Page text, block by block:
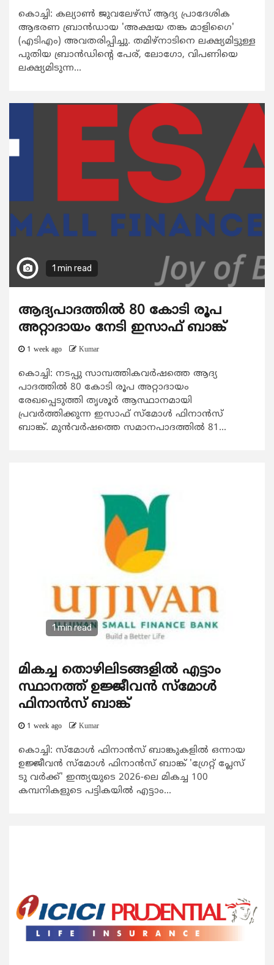
കൊച്ചി: കല്യാണ്‍ ജുവലേഴ്‌സ് ആദ്യ പ്രാദേശിക
ആഭരണ ബ്രാന്‍ഡായ 'അക്ഷയ തങ്ക മാളിഗൈ'
(എടിഎം) അവതരിപ്പിച്ചു. തമിഴ്‌നാടിനെ ലക്ഷ്യമിട്ടുള്ള
പുതിയ ബ്രാന്‍ഡിന്‍റെ പേര്, ലോഗോ, വിപണിയെ
ലക്ഷ്യമിടുന്ന...
1 min read
ആദ്യപാദത്തിൽ 80 കോടി രൂപ
അറ്റാദായം നേടി ഇസാഫ് ബാങ്ക്
1 week ago Kumar
കൊച്ചി: നടപ്പു സാമ്പത്തികവർഷത്തെ ആദ്യ
പാദത്തിൽ 80 കോടി രൂപ അറ്റാദായം
രേഖപ്പെടുത്തി തൃശൂർ ആസ്ഥാനമായി
പ്രവർത്തിക്കുന്ന ഇസാഫ് സ്മോൾ ഫിനാൻസ്
ബാങ്ക്. മുൻവർഷത്തെ സമാനപാദത്തിൽ 81...
1 min read
മികച്ച തൊഴിലിടങ്ങളിൽ എട്ടാം
സ്ഥാനത്ത് ഉജ്ജീവൻ സ്മോൾ
ഫിനാൻസ് ബാങ്ക്
1 week ago Kumar
കൊച്ചി: സ്മോൾ ഫിനാൻസ് ബാങ്കുകളിൽ ഒന്നായ
ഉജ്ജീവൻ സ്മോൾ ഫിനാൻസ് ബാങ്ക് 'ഗ്രേറ്റ് പ്ലേസ്
ടു വർക്ക്' ഇന്ത്യയുടെ 2026-ലെ മികച്ച 100
കമ്പനികളുടെ പട്ടികയിൽ എട്ടാം...